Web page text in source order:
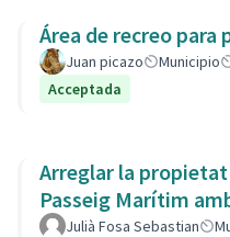
Área de recreo para
Juan picazo Municipio
Acceptada
Arreglar la
Passeig Marítim
Julià Fosa Sebastian